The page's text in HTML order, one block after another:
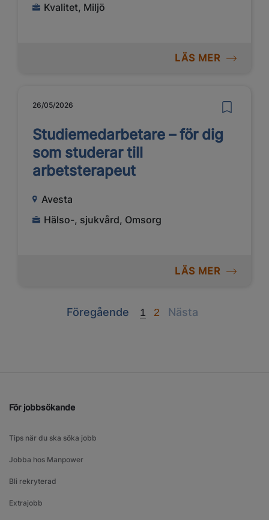
Kvalitet, Miljö
LÄS MER
26/05/2026
Studiemedarbetare – för dig
som studerar till
arbetsterapeut
Avesta
Hälso-, sjukvård, Omsorg
LÄS MER
Föregående
Previous 1 2 Nästa
För jobbsökande
Tips när du ska söka jobb
Jobba hos Manpower
Bli rekryterad
Extrajobb